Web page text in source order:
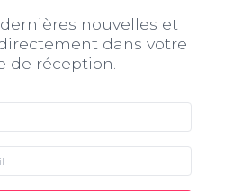
dernières nouvelles et
dans votre
de réception.